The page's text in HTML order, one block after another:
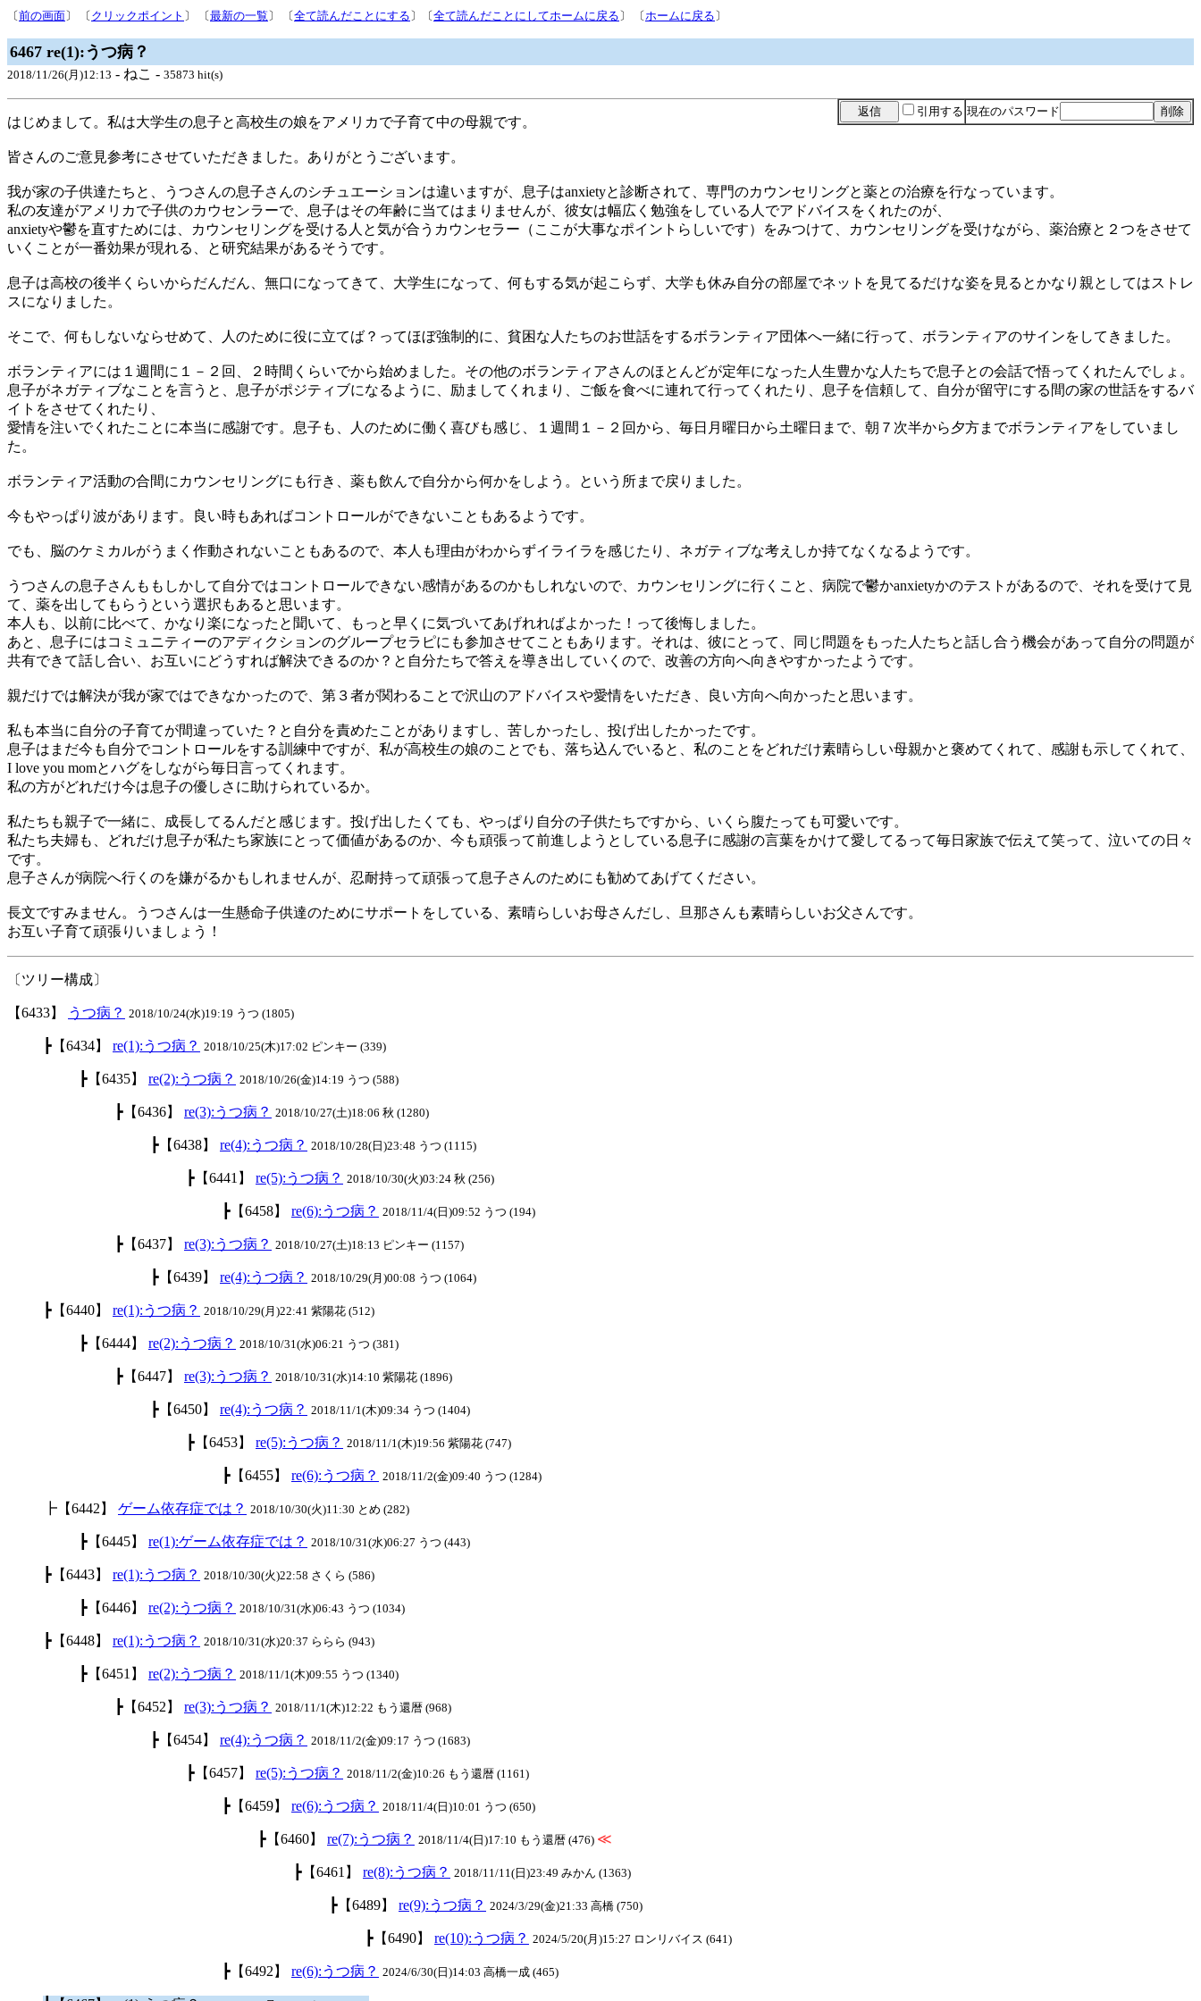
〔前の画面〕 〔 クリックポイント 〕 〔最新の一覧 〕 〔全て読んだことにする 〕〔全て読んだことにしてホームに戻る 〕 〔ホームに戻る 〕
6467 re(1):うつ病？
2018/11/26(月)12:13 - ねこ - 35873 hit(s)
引用する 現在のパスワード
はじめまして。私は大学生の息子と高校生の娘をアメリカで子育て中の母親です。
皆さんのご意見参考にさせていただきました。ありがとうございます。
我が家の子供達たちと、うつさんの息子さんのシチュエーションは違いますが、息子はanxietyと診断されて、専門のカウンセリングと薬との治療を行なっています。
私の友達がアメリカで子供のカウセンラーで、息子はその年齢に当てはまりませんが、彼女は幅広く勉強をしている人でアドバイスをくれたのが、
anxietyや鬱を直すためには、カウンセリングを受ける人と気が合うカウンセラー（ここが大事なポイントらしいです）をみつけて、カウンセリングを受けながら、薬治療と２つをさせて
いくことが一番効果が現れる、と研究結果があるそうです。
息子は高校の後半くらいからだんだん、無口になってきて、大学生になって、何もする気が起こらず、大学も休み自分の部屋でネットを見てるだけな姿を見るとかなり親としてはストレ
スになりました。
そこで、何もしないならせめて、人のために役に立てば？ってほぼ強制的に、貧困な人たちのお世話をするボランティア団体へ一緒に行って、ボランティアのサインをしてきました。
ボランティアには１週間に１－２回、２時間くらいでから始めました。その他のボランティアさんのほとんどが定年になった人生豊かな人たちで息子との会話で悟ってくれたんでしょ。
息子がネガティブなことを言うと、息子がポジティブになるように、励ましてくれまり、ご飯を食べに連れて行ってくれたり、息子を信頼して、自分が留守にする間の家の世話をするバ
イトをさせてくれたり、
愛情を注いでくれたことに本当に感謝です。息子も、人のために働く喜びも感じ、１週間１－２回から、毎日月曜日から土曜日まで、朝７次半から夕方までボランティアをしていまし
た。
ボランティア活動の合間にカウンセリングにも行き、薬も飲んで自分から何かをしよう。という所まで戻りました。
今もやっぱり波があります。良い時もあればコントロールができないこともあるようです。
でも、脳のケミカルがうまく作動されないこともあるので、本人も理由がわからずイライラを感じたり、ネガティブな考えしか持てなくなるようです。
うつさんの息子さんももしかして自分ではコントロールできない感情があるのかもしれないので、カウンセリングに行くこと、病院で鬱かanxietyかのテストがあるので、それを受けて見
て、薬を出してもらうという選択もあると思います。
本人も、以前に比べて、かなり楽になったと聞いて、もっと早くに気づいてあげれればよかった！って後悔しました。
あと、息子にはコミュニティーのアディクションのグループセラピにも参加させてこともあります。それは、彼にとって、同じ問題をもった人たちと話し合う機会があって自分の問題が
共有できて話し合い、お互いにどうすれば解決できるのか？と自分たちで答えを導き出していくので、改善の方向へ向きやすかったようです。
親だけでは解決が我が家ではできなかったので、第３者が関わることで沢山のアドバイスや愛情をいただき、良い方向へ向かったと思います。
私も本当に自分の子育てが間違っていた？と自分を責めたことがありますし、苦しかったし、投げ出したかったです。
息子はまだ今も自分でコントロールをする訓練中ですが、私が高校生の娘のことでも、落ち込んでいると、私のことをどれだけ素晴らしい母親かと褒めてくれて、感謝も示してくれて、
I love you momとハグをしながら毎日言ってくれます。
私の方がどれだけ今は息子の優しさに助けられているか。
私たちも親子で一緒に、成長してるんだと感じます。投げ出したくても、やっぱり自分の子供たちですから、いくら腹たっても可愛いです。
私たち夫婦も、どれだけ息子が私たち家族にとって価値があるのか、今も頑張って前進しようとしている息子に感謝の言葉をかけて愛してるって毎日家族で伝えて笑って、泣いての日々
です。
息子さんが病院へ行くのを嫌がるかもしれませんが、忍耐持って頑張って息子さんのためにも勧めてあげてください。
長文ですみません。うつさんは一生懸命子供達のためにサポートをしている、素晴らしいお母さんだし、旦那さんも素晴らしいお父さんです。
お互い子育て頑張りいましょう！
〔ツリー構成〕
【6433】 うつ病？ 2018/10/24(水)19:19 うつ (1805)
┣【6434】 re(1):うつ病？ 2018/10/25(木)17:02 ピンキー (339)
┣【6435】 re(2):うつ病？ 2018/10/26(金)14:19 うつ (588)
┣【6436】 re(3):うつ病？ 2018/10/27(土)18:06 秋 (1280)
┣【6438】 re(4):うつ病？ 2018/10/28(日)23:48 うつ (1115)
┣【6441】 re(5):うつ病？ 2018/10/30(火)03:24 秋 (256)
┣【6458】 re(6):うつ病？ 2018/11/4(日)09:52 うつ (194)
┣【6437】 re(3):うつ病？ 2018/10/27(土)18:13 ピンキー (1157)
┣【6439】 re(4):うつ病？ 2018/10/29(月)00:08 うつ (1064)
┣【6440】 re(1):うつ病？ 2018/10/29(月)22:41 紫陽花 (512)
┣【6444】 re(2):うつ病？ 2018/10/31(水)06:21 うつ (381)
┣【6447】 re(3):うつ病？ 2018/10/31(水)14:10 紫陽花 (1896)
┣【6450】 re(4):うつ病？ 2018/11/1(木)09:34 うつ (1404)
┣【6453】 re(5):うつ病？ 2018/11/1(木)19:56 紫陽花 (747)
┣【6455】 re(6):うつ病？ 2018/11/2(金)09:40 うつ (1284)
┣【6442】 ゲーム依存症では？ 2018/10/30(火)11:30 とめ (282)
┣【6445】 re(1):ゲーム依存症では？ 2018/10/31(水)06:27 うつ (443)
┣【6443】 re(1):うつ病？ 2018/10/30(火)22:58 さくら (586)
┣【6446】 re(2):うつ病？ 2018/10/31(水)06:43 うつ (1034)
┣【6448】 re(1):うつ病？ 2018/10/31(水)20:37 ららら (943)
┣【6451】 re(2):うつ病？ 2018/11/1(木)09:55 うつ (1340)
┣【6452】 re(3):うつ病？ 2018/11/1(木)12:22 もう還暦 (968)
┣【6454】 re(4):うつ病？ 2018/11/2(金)09:17 うつ (1683)
┣【6457】 re(5):うつ病？ 2018/11/2(金)10:26 もう還暦 (1161)
┣【6459】 re(6):うつ病？ 2018/11/4(日)10:01 うつ (650)
┣【6460】 re(7):うつ病？ 2018/11/4(日)17:10 もう還暦 (476) ≪
┣【6461】 re(8):うつ病？ 2018/11/11(日)23:49 みかん (1363)
┣【6489】 re(9):うつ病？ 2024/3/29(金)21:33 高橋 (750)
┣【6490】 re(10):うつ病？ 2024/5/20(月)15:27 ロンリバイス (641)
┣【6492】 re(6):うつ病？ 2024/6/30(日)14:03 高橋一成 (465)